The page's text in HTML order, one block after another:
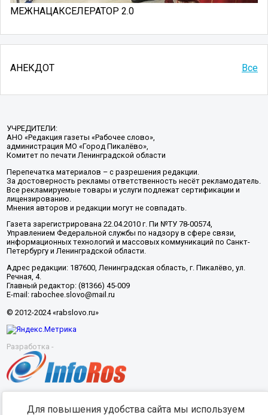
МЕЖНАЦАКСЕЛЕРАТОР 2.0
АНЕКДОТ Все
УЧРЕДИТЕЛИ:
АНО «Редакция газеты «Рабочее слово»,
администрация МО «Город Пикалёво»,
Комитет по печати Ленинградской области
Перепечатка материалов – с разрешения редакции.
За достоверность рекламы ответственность несёт рекламодатель.
Все рекламируемые товары и услуги подлежат сертификации и
лицензированию.
Мнения авторов и редакции могут не совпадать.
Газета зарегистрирована 22.04.2010 г. Пи №ТУ 78-00574,
Управлением Федеральной службы по надзору в сфере связи,
информационных технологий и массовых коммуникаций по Санкт-
Петербургу и Ленинградской области.
Адрес редакции: 187600, Ленинградская область, г. Пикалёво, ул.
Речная, 4.
Главный редактор: (81366) 45-009
E-mail: rabochee.slovo@mail.ru
© 2012-2024 «rabslovo.ru»
Разработка -
Для повышения удобства сайта мы используем